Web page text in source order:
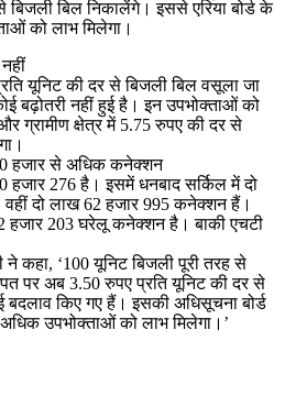
बिल निकालेंगे। इससे एरिया बोर्ड के
को लाभ मिलेगा।
यूनिट की दर से बिजली बिल वसूला जा
बढ़ोतरी नहीं हुई है। इन उपभोक्ताओं को
ग्रामीण क्षेत्र में 5.75 रुपए की दर से
50 हजार से अधिक कनेक्शन
हजार 276 है। इसमें धनबाद सर्किल में दो
दो लाख 62 हजार 995 कनेक्शन हैं।
हजार 203 घरेलू कनेक्शन है। बाकी एचटी
ने कहा, ‘100 यूनिट बिजली पूरी तरह से
पर अब 3.50 रुपए प्रति यूनिट की दर से
किए गए हैं। इसकी अधिसूचना बोर्ड
उपभोक्ताओं को लाभ मिलेगा।’